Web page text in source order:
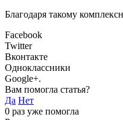
Благодаря такому
Facebook
Twitter
Вконтакте
Одноклассники
Google+.
Вам помогла статья?
Да Нет
0 раз уже помогла